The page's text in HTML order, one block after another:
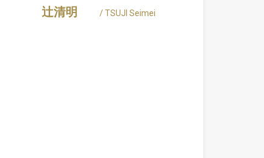
辻清明 / TSUJI Seimei